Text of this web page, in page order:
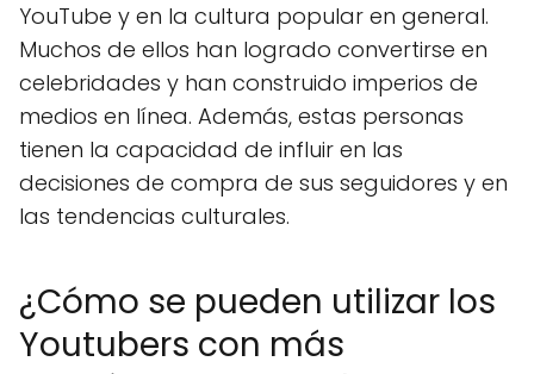
YouTube y en la cultura popular en general.
Muchos de ellos han logrado convertirse en
celebridades y han construido imperios de
medios en línea. Además, estas personas
tienen la capacidad de influir en las
decisiones de compra de sus seguidores y en
las tendencias culturales.
¿Cómo se pueden utilizar los
Youtubers con más